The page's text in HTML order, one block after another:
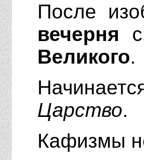
После
вечерня
Великого.
Царство.
Кафизмы